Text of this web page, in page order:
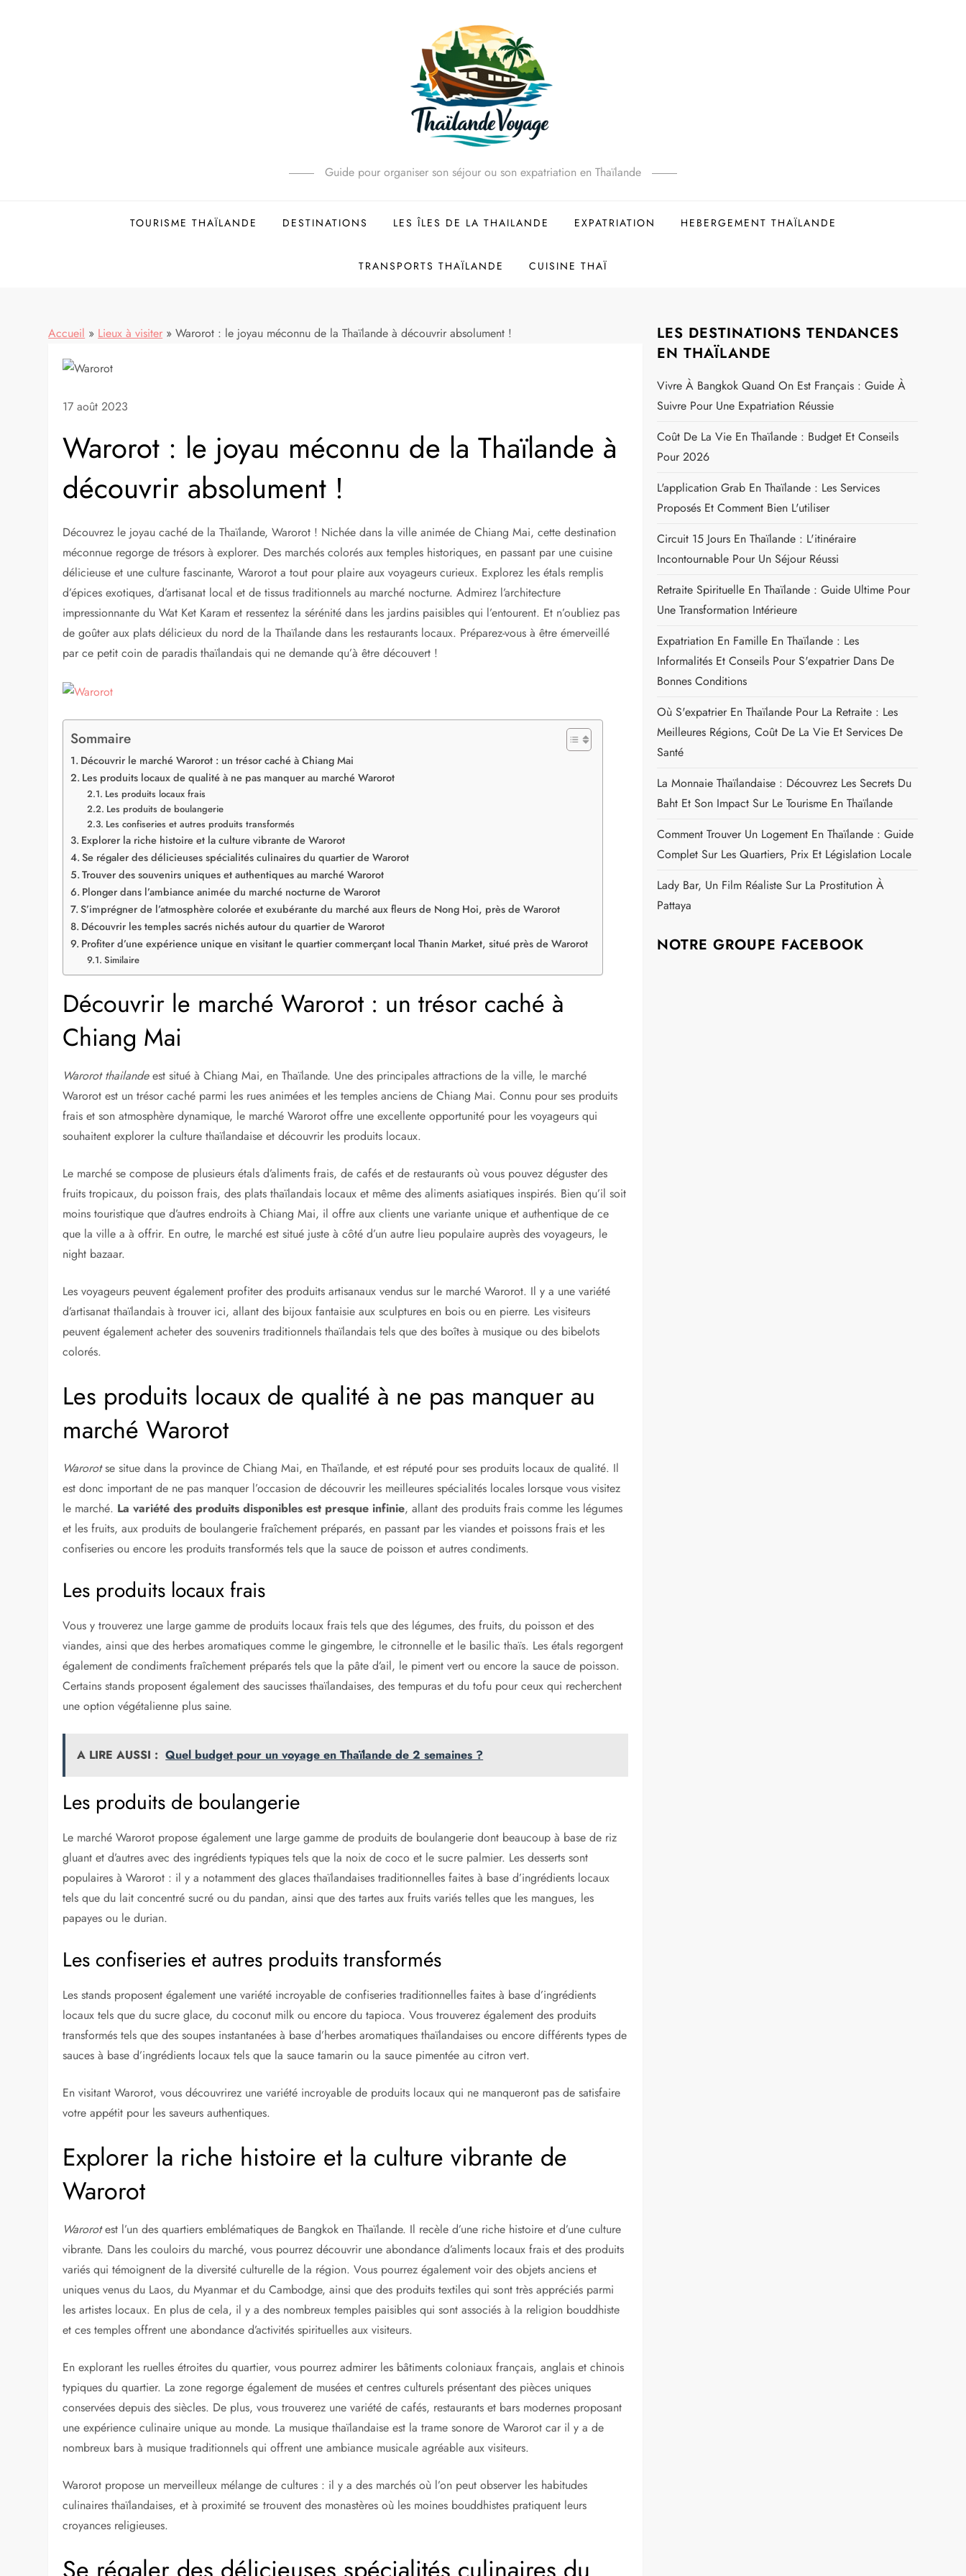
Guide pour organiser son séjour ou son expatriation en Thaïlande
TOURISME THAÏLANDE DESTINATIONS LES ÎLES DE LA THAILANDE EXPATRIATION HEBERGEMENT THAÏLANDE
TRANSPORTS THAÏLANDE CUISINE THAÏ
Accueil » Lieux à visiter » Warorot : le joyau méconnu de la Thaïlande à découvrir absolument !
17 août 2023
Warorot : le joyau méconnu de la Thaïlande à
découvrir absolument !
Découvrez le joyau caché de la Thaïlande, Warorot ! Nichée dans la ville animée de Chiang Mai, cette destination
méconnue regorge de trésors à explorer. Des marchés colorés aux temples historiques, en passant par une cuisine
délicieuse et une culture fascinante, Warorot a tout pour plaire aux voyageurs curieux. Explorez les étals remplis
d’épices exotiques, d’artisanat local et de tissus traditionnels au marché nocturne. Admirez l’architecture
impressionnante du Wat Ket Karam et ressentez la sérénité dans les jardins paisibles qui l’entourent. Et n’oubliez pas
de goûter aux plats délicieux du nord de la Thaïlande dans les restaurants locaux. Préparez-vous à être émerveillé
par ce petit coin de paradis thaïlandais qui ne demande qu’à être découvert !
Sommaire
Découvrir le marché Warorot : un trésor caché à Chiang Mai
Les produits locaux de qualité à ne pas manquer au marché Warorot
Les produits locaux frais
Les produits de boulangerie
Les confiseries et autres produits transformés
Explorer la riche histoire et la culture vibrante de Warorot
Se régaler des délicieuses spécialités culinaires du quartier de Warorot
Trouver des souvenirs uniques et authentiques au marché Warorot
Plonger dans l’ambiance animée du marché nocturne de Warorot
S’imprégner de l’atmosphère colorée et exubérante du marché aux fleurs de Nong Hoi, près de Warorot
Découvrir les temples sacrés nichés autour du quartier de Warorot
Profiter d’une expérience unique en visitant le quartier commerçant local Thanin Market, situé près de Warorot
Similaire
Découvrir le marché Warorot : un trésor caché à
Chiang Mai
Warorot thailandeest situé à Chiang Mai, en Thaïlande. Une des principales attractions de la ville, le marché
Warorot est un trésor caché parmi les rues animées et les temples anciens de Chiang Mai. Connu pour ses produits
frais et son atmosphère dynamique, le marché Warorot offre une excellente opportunité pour les voyageurs qui
souhaitent explorer la culture thaïlandaise et découvrir les produits locaux.
Le marché se compose de plusieurs étals d’aliments frais, de cafés et de restaurants où vous pouvez déguster des
fruits tropicaux, du poisson frais, des plats thaïlandais locaux et même des aliments asiatiques inspirés. Bien qu’il soit
moins touristique que d’autres endroits à Chiang Mai, il offre aux clients une variante unique et authentique de ce
que la ville a à offrir. En outre, le marché est situé juste à côté d’un autre lieu populaire auprès des voyageurs, le
night bazaar.
Les voyageurs peuvent également profiter des produits artisanaux vendus sur le marché Warorot. Il y a une variété
d’artisanat thaïlandais à trouver ici, allant des bijoux fantaisie aux sculptures en bois ou en pierre. Les visiteurs
peuvent également acheter des souvenirs traditionnels thaïlandais tels que des boîtes à musique ou des bibelots
colorés.
Les produits locaux de qualité à ne pas manquer au
marché Warorot
Warorotse situe dans la province de Chiang Mai, en Thaïlande, et est réputé pour ses produits locaux de qualité. Il
est donc important de ne pas manquer l’occasion de découvrir les meilleures spécialités locales lorsque vous visitez
le marché. La variété des produits disponibles est presque infinie, allant des produits frais comme les légumes
et les fruits, aux produits de boulangerie fraîchement préparés, en passant par les viandes et poissons frais et les
confiseries ou encore les produits transformés tels que la sauce de poisson et autres condiments.
Les produits locaux frais
Vous y trouverez une large gamme de produits locaux frais tels que des légumes, des fruits, du poisson et des
viandes, ainsi que des herbes aromatiques comme le gingembre, le citronnelle et le basilic thaïs. Les étals regorgent
également de condiments fraîchement préparés tels que la pâte d’ail, le piment vert ou encore la sauce de poisson.
Certains stands proposent également des saucisses thaïlandaises, des tempuras et du tofu pour ceux qui recherchent
une option végétalienne plus saine.
A LIRE AUSSI : Quel budget pour un voyage en Thaïlande de 2 semaines ?
Les produits de boulangerie
Le marché Warorot propose également une large gamme de produits de boulangerie dont beaucoup à base de riz
gluant et d’autres avec des ingrédients typiques tels que la noix de coco et le sucre palmier. Les desserts sont
populaires à Warorot : il y a notamment des glaces thaïlandaises traditionnelles faites à base d’ingrédients locaux
tels que du lait concentré sucré ou du pandan, ainsi que des tartes aux fruits variés telles que les mangues, les
papayes ou le durian.
Les confiseries et autres produits transformés
Les stands proposent également une variété incroyable de confiseries traditionnelles faites à base d’ingrédients
locaux tels que du sucre glace, du coconut milk ou encore du tapioca. Vous trouverez également des produits
transformés tels que des soupes instantanées à base d’herbes aromatiques thaïlandaises ou encore différents types de
sauces à base d’ingrédients locaux tels que la sauce tamarin ou la sauce pimentée au citron vert.
En visitant Warorot, vous découvrirez une variété incroyable de produits locaux qui ne manqueront pas de satisfaire
votre appétit pour les saveurs authentiques.
Explorer la riche histoire et la culture vibrante de
Warorot
Warorotest l’un des quartiers emblématiques de Bangkok en Thaïlande. Il recèle d’une riche histoire et d’une culture
vibrante. Dans les couloirs du marché, vous pourrez découvrir une abondance d’aliments locaux frais et des produits
variés qui témoignent de la diversité culturelle de la région. Vous pourrez également voir des objets anciens et
uniques venus du Laos, du Myanmar et du Cambodge, ainsi que des produits textiles qui sont très appréciés parmi
les artistes locaux. En plus de cela, il y a des nombreux temples paisibles qui sont associés à la religion bouddhiste
et ces temples offrent une abondance d’activités spirituelles aux visiteurs.
En explorant les ruelles étroites du quartier, vous pourrez admirer les bâtiments coloniaux français, anglais et chinois
typiques du quartier. La zone regorge également de musées et centres culturels présentant des pièces uniques
conservées depuis des siècles. De plus, vous trouverez une variété de cafés, restaurants et bars modernes proposant
une expérience culinaire unique au monde. La musique thaïlandaise est la trame sonore de Warorot car il y a de
nombreux bars à musique traditionnels qui offrent une ambiance musicale agréable aux visiteurs.
Warorot propose un merveilleux mélange de cultures : il y a des marchés où l’on peut observer les habitudes
culinaires thaïlandaises, et à proximité se trouvent des monastères où les moines bouddhistes pratiquent leurs
croyances religieuses.
LES DESTINATIONS TENDANCES
EN THAÏLANDE
Vivre À Bangkok Quand On Est Français : Guide À
Suivre Pour Une Expatriation Réussie
Coût De La Vie En Thaïlande : Budget Et Conseils
Pour 2026
L'application Grab En Thaïlande : Les Services
Proposés Et Comment Bien L'utiliser
Circuit 15 Jours En Thaïlande : L'itinéraire
Incontournable Pour Un Séjour Réussi
Retraite Spirituelle En Thaïlande : Guide Ultime Pour
Une Transformation Intérieure
Expatriation En Famille En Thaïlande : Les
Informalités Et Conseils Pour S'expatrier Dans De
Bonnes Conditions
Où S'expatrier En Thaïlande Pour La Retraite : Les
Meilleures Régions, Coût De La Vie Et Services De
Santé
La Monnaie Thaïlandaise : Découvrez Les Secrets Du
Baht Et Son Impact Sur Le Tourisme En Thaïlande
Comment Trouver Un Logement En Thaïlande : Guide
Complet Sur Les Quartiers, Prix Et Législation Locale
Lady Bar, Un Film Réaliste Sur La Prostitution À
Pattaya
NOTRE GROUPE FACEBOOK